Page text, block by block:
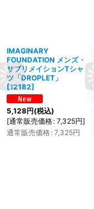
IMAGINARY
FOUNDATION メンズ・
サブリメイションTシャ
ツ「DROPLET」
[12182]
5,128円(税込)
[通常販売価格: 7,325円]
通常販売価格: 7,325円